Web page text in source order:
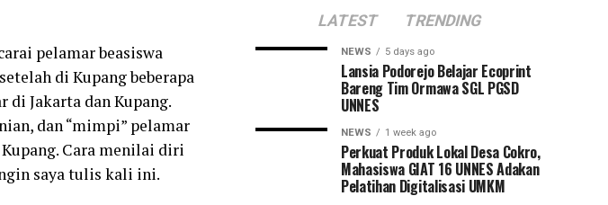
pelamar beasiswa
di Kupang beberapa
di Jakarta dan Kupang.
dan “mimpi” pelamar
Cara menilai diri
saya tulis kali ini.
LATEST TRENDING
NEWS 5 days ago
Lansia Podorejo Belajar Ecoprint
Bareng Tim Ormawa SGL PGSD
UNNES
NEWS 1 week ago
Perkuat Produk Lokal Desa Cokro,
Mahasiswa GIAT 16 UNNES Adakan
Pelatihan Digitalisasi UMKM